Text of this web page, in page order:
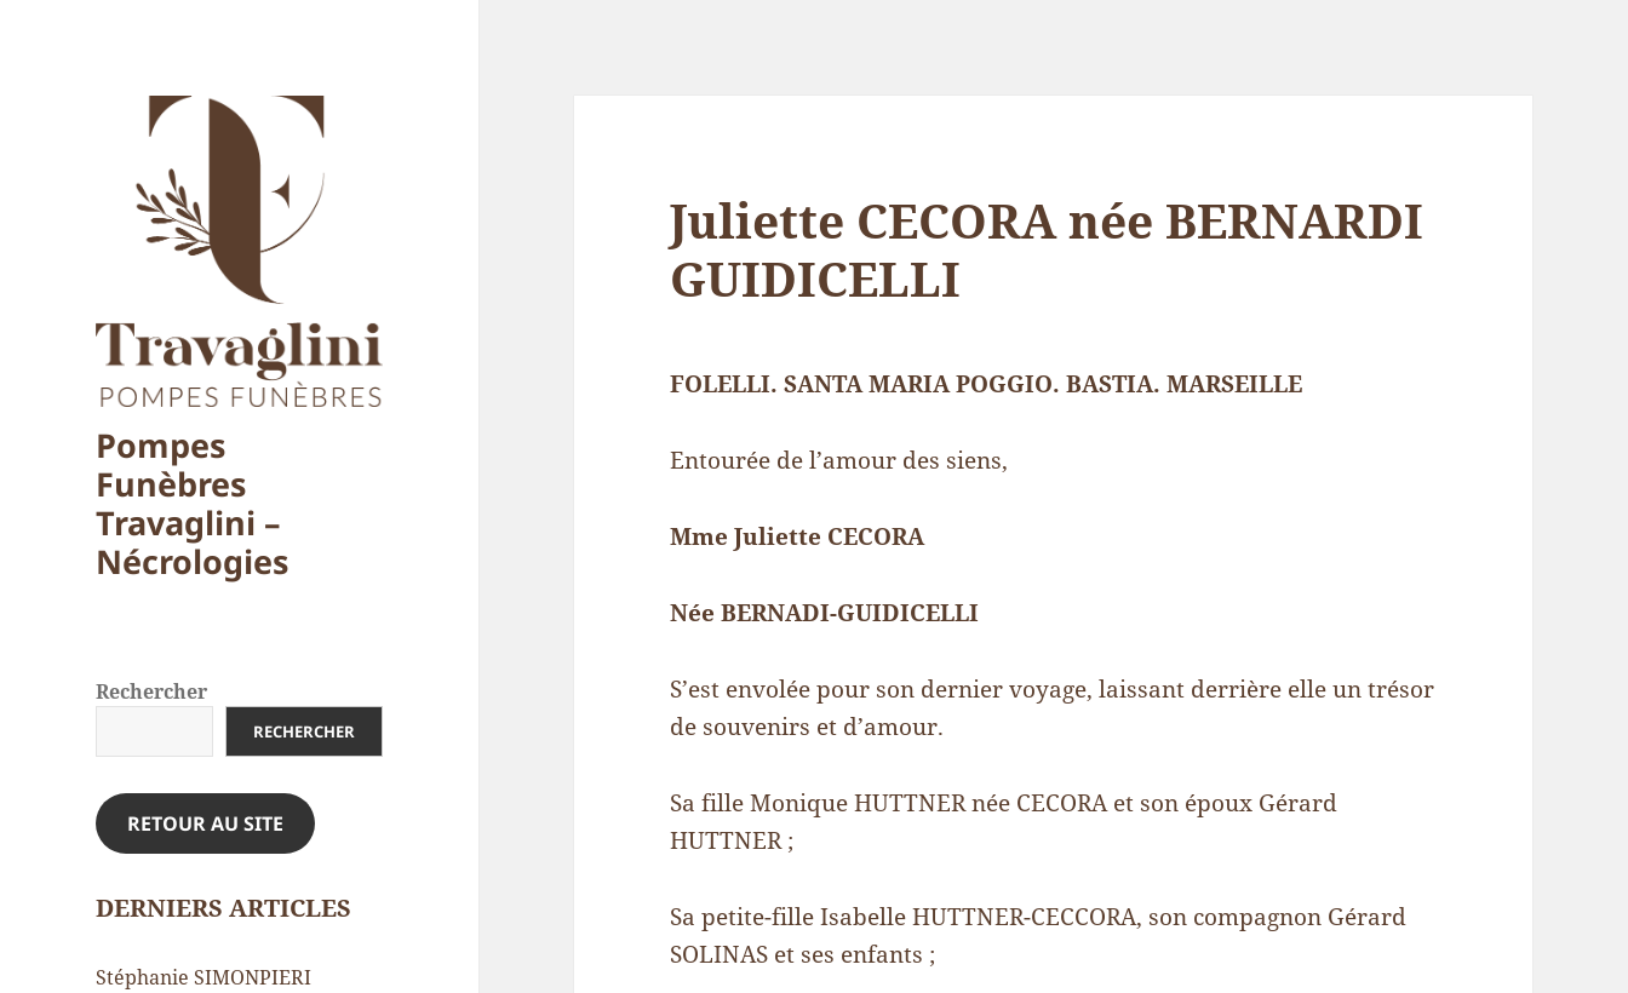
Pompes
Funèbres
Travaglini –
Nécrologies
Rechercher
RECHERCHER
RETOUR AU SITE
DERNIERS ARTICLES
Stéphanie SIMONPIERI
Juliette CECORA née BERNARDI
GUIDICELLI
FOLELLI. SANTA MARIA POGGIO. BASTIA. MARSEILLE
Entourée de l’amour des siens,
Mme Juliette CECORA
Née BERNADI-GUIDICELLI
S’est envolée pour son dernier voyage, laissant derrière elle un trésor
de souvenirs et d’amour.
Sa fille Monique HUTTNER née CECORA et son époux Gérard
HUTTNER ;
Sa petite-fille Isabelle HUTTNER-CECCORA, son compagnon Gérard
SOLINAS et ses enfants ;